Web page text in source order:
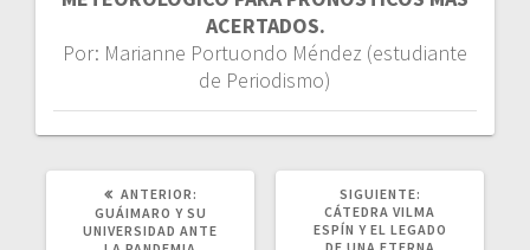
ACERTADOS.
Por: Marianne Portuondo Méndez (estudiante
de Periodismo)
ANTERIOR:
ANTERIOR:
GUÁIMARO Y SU
UNIVERSIDAD ANTE
SIGUIENTE:
POST:
CÁTEDRA VILMA
ESPÍN Y EL LEGADO